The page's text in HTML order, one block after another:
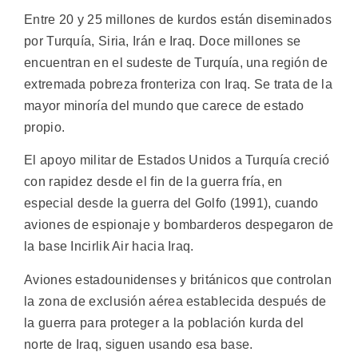
Entre 20 y 25 millones de kurdos están diseminados
por Turquía, Siria, Irán e Iraq. Doce millones se
encuentran en el sudeste de Turquía, una región de
extremada pobreza fronteriza con Iraq. Se trata de la
mayor minoría del mundo que carece de estado
propio.
El apoyo militar de Estados Unidos a Turquía creció
con rapidez desde el fin de la guerra fría, en
especial desde la guerra del Golfo (1991), cuando
aviones de espionaje y bombarderos despegaron de
la base Incirlik Air hacia Iraq.
Aviones estadounidenses y británicos que controlan
la zona de exclusión aérea establecida después de
la guerra para proteger a la población kurda del
norte de Iraq, siguen usando esa base.